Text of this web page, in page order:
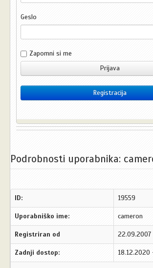
Geslo
Zapomni si me
Prijava
Registracija
Podrobnosti uporabnika:
ID: 19559
Uporabniško ime: cameron
Registriran od 22.09.2007
Zadnji dostop: 18.12.2020